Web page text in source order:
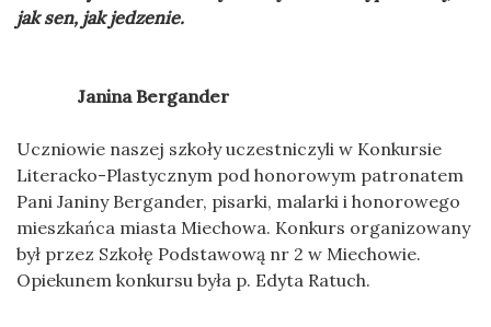
jak sen, jak jedzenie.
Janina Bergander
Uczniowie naszej szkoły uczestniczyli w Konkursie
Literacko-Plastycznym pod honorowym patronatem
Pani Janiny Bergander, pisarki, malarki i honorowego
mieszkańca miasta Miechowa. Konkurs organizowany
był przez Szkołę Podstawową nr 2 w Miechowie.
Opiekunem konkursu była p. Edyta Ratuch.